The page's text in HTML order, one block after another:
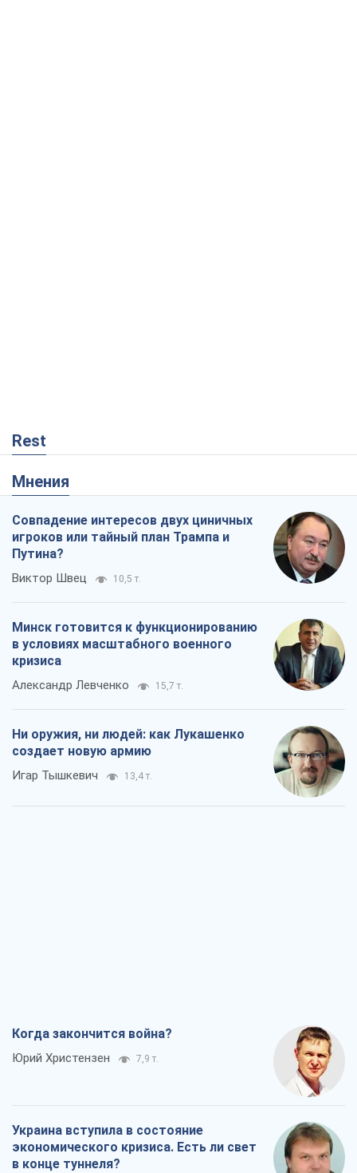
Rest
Мнения
Совпадение интересов двух циничных
игроков или тайный план Трампа и
Путина?
Виктор Швец 10,5 т.
Минск готовится к функционированию
в условиях масштабного военного
кризиса
Александр Левченко 15,7 т.
Ни оружия, ни людей: как Лукашенко
создает новую армию
Игар Тышкевич 13,4 т.
Когда закончится война?
Юрий Христензен 7,9 т.
Украина вступила в состояние
экономического кризиса. Есть ли свет
в конце туннеля?